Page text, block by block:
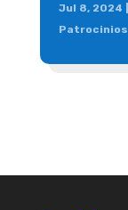
Jul 8, 2024
Patrocinios